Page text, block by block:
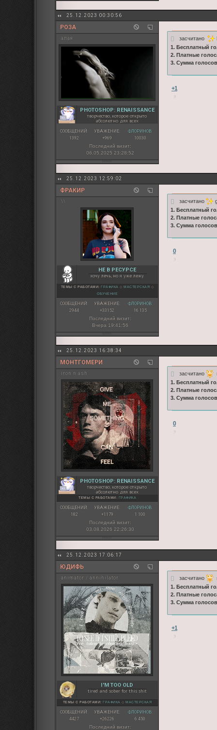
25.12.2023 00:30:56
РОЗА
алая
PHOTOSHOP: RENAISSANCE
творчество, которое открыто
абсолютно для всех
СООБЩЕНИЙ:
1392
УВАЖЕНИЕ:
+969
ФЛОРИНОВ:
10030
Последний визит:
06.05.2025 23:28:52
засчитано
1. Бесплатный
2. Платные
3. Сумма
+1
25.12.2023 12:59:02
ФРАКИР
\\
НЕ В РЕСУРСЕ
хочу лечь, но я уже лежу
ТЕМЫ С РАБОТАМИ:ГРАФИКА ◇МАСТЕРСКАЯ ◇
ОБУЧЕНИЕ
СООБЩЕНИЙ:
2944
УВАЖЕНИЕ:
+33152
ФЛОРИНОВ:
16 135
Последний визит:
Вчера 19:41:56
засчитано
1. Бесплатный
2. Платные
3. Сумма
0
25.12.2023 16:38:34
МОНТГОМЕРИ
iron n ash
PHOTOSHOP: RENAISSANCE
творчество, которое открыто
абсолютно для всех
ТЕМЫ С РАБОТАМИ: ГРАФИКА
СООБЩЕНИЙ:
182
УВАЖЕНИЕ:
+1179
ФЛОРИНОВ:
1 100
Последний визит:
03.08.2026 22:26:30
засчитано
1. Бесплатный
2. Платные
3. Сумма
0
25.12.2023 17:06:17
ЮДИФЬ
animator / annihilator
I'M TOO OLD
tired and sober for this shit
ТЕМЫ С РАБОТАМИ: ГРАФИКА ◇ МАСТЕРСКАЯ
СООБЩЕНИЙ:
4427
УВАЖЕНИЕ:
+26226
ФЛОРИНОВ:
6 450
Последний визит:
засчитано
1. Бесплатный
2. Платные
3. Сумма
+1